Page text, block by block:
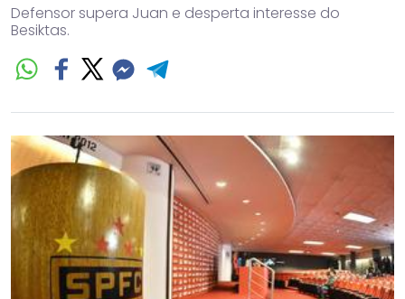
Defensor supera Juan e desperta interesse do
Besiktas.